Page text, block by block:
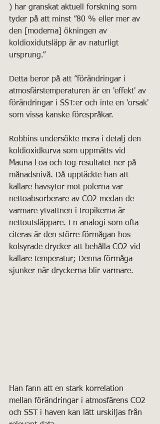
) har granskat aktuell forskning som
tyder på att minst ”80 % eller mer av
den [moderna] ökningen av
koldioxidutsläpp är av naturligt
ursprung.”
Detta beror på att ”förändringar i
atmosfärstemperaturen är en 'effekt' av
förändringar i SST:er och inte en 'orsak'
som vissa kanske förespråkar.
Robbins undersökte mera i detalj den
koldioxidkurva som uppmätts vid
Mauna Loa och tog resultatet ner på
månadsnivå. Då upptäckte han att
kallare havsytor mot polerna var
nettoabsorberare av CO2 medan de
varmare ytvattnen i tropikerna är
nettoutsläppare. En analogi som ofta
citeras är den större förmågan hos
kolsyrade drycker att behålla CO2 vid
kallare temperatur; Denna förmåga
sjunker när dryckerna blir varmare.
Han fann att en stark korrelation
mellan förändringar i atmosfärens CO2
och SST i haven kan lätt urskiljas från